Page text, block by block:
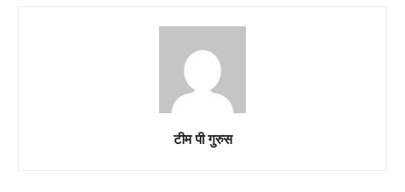
टीम पी गुरुस